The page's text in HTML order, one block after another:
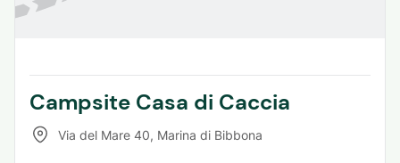
Campsite Casa di Caccia
Via del Mare 40, Marina di Bibbona